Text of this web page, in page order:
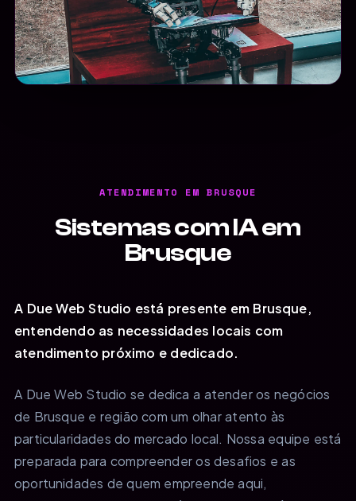
ATENDIMENTO EM BRUSQUE
Sistemas com IA em
Brusque
A Due Web Studio está presente em Brusque,
entendendo as necessidades locais com
atendimento próximo e dedicado.
A Due Web Studio se dedica a atender os negócios
de Brusque e região com um olhar atento às
particularidades do mercado local. Nossa equipe está
preparada para compreender os desafios e as
oportunidades de quem empreende aqui,